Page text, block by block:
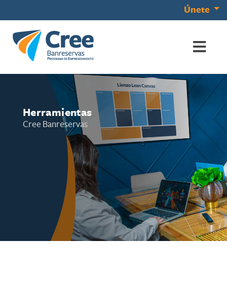
Únete
Herramientas
Cree Banreservas